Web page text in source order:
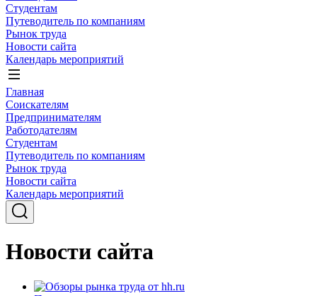
Студентам
Путеводитель по компаниям
Рынок труда
Новости сайта
Календарь мероприятий
Главная
Соискателям
Предпринимателям
Работодателям
Студентам
Путеводитель по компаниям
Рынок труда
Новости сайта
Календарь мероприятий
Новости сайта